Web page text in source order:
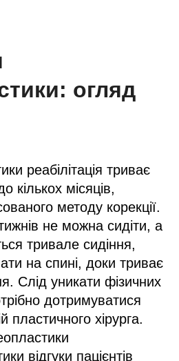
огляд
реабілітація триває
кількох місяців,
методу корекції.
не можна сидіти, а
тривале сидіння,
на спині, доки триває
Слід уникати фізичних
дотримуватися
пластичного хірурга.
відгуки пацієнтів